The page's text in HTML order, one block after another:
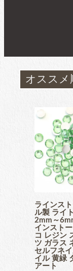
blog
オススメ
ラインス
ル製 ライ
2mm～
インスト
コ レジン
ツ ガラス
セルフネ
イル 黄緑
アート